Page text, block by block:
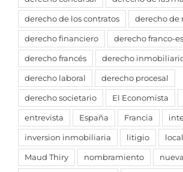
derecho de los contratos derecho de
derecho financiero derecho franco-
derecho francés derecho
derecho laboral derecho procesal
derecho societario El Economista
entrevista España Francia
inversion inmobiliaria litigio
Maud Thiry nombramiento